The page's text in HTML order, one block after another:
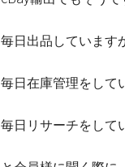
毎日出品しています
毎日在庫管理をして
毎日リサーチをして